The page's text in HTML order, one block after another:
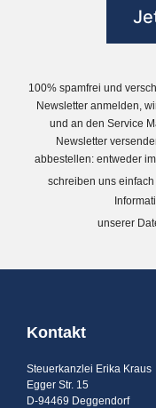
100% spamfrei und
Newsletter anmelden,
und an den Service
Newsletter
abbestellen: entweder
schreiben uns
unserer
Kontakt
Steuerkanzlei Erika Kraus
Egger Str. 15
D-94469 Deggendorf